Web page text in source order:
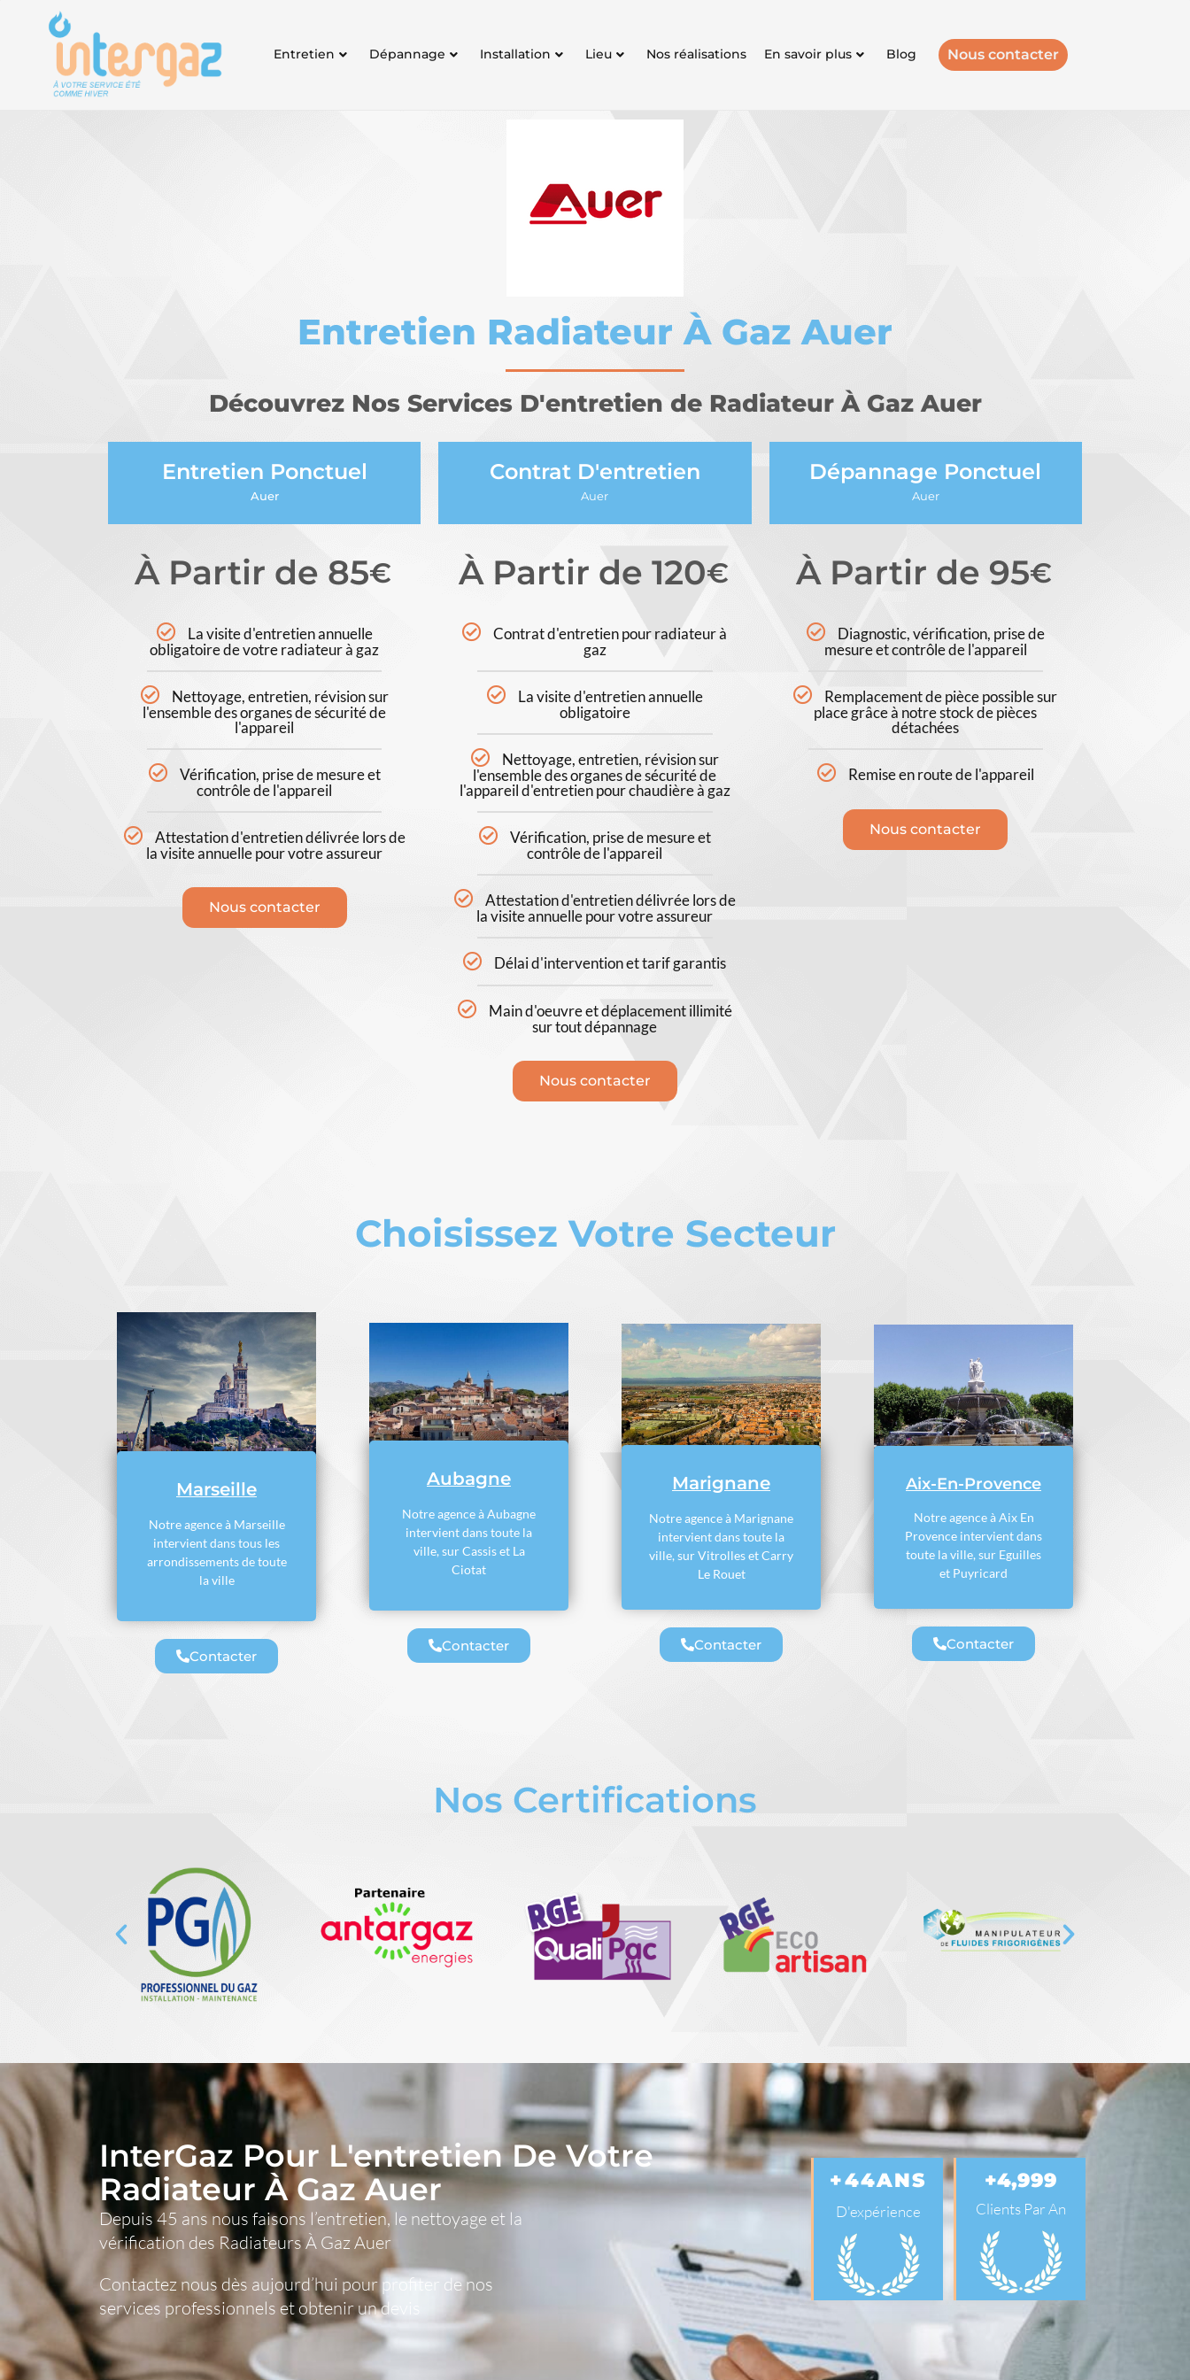
Entretien Dépannage Installation Lieu Nos réalisations En savoir plus Blog Nous contacter
Entretien Radiateur À Gaz Auer
Découvrez Nos Services D'entretien de Radiateur À Gaz Auer
Entretien Ponctuel
Auer
À Partir de 85€
La visite d'entretien annuelle
obligatoire de votre radiateur à gaz
Nettoyage, entretien, révision sur
l'ensemble des organes de sécurité de
l'appareil
Vérification, prise de mesure et
contrôle de l'appareil
Attestation d'entretien délivrée lors de
la visite annuelle pour votre assureur
Nous contacter
Contrat D'entretien
Auer
À Partir de 120€
Contrat d'entretien pour radiateur à
gaz
La visite d'entretien annuelle
obligatoire
Nettoyage, entretien, révision sur
l'ensemble des organes de sécurité de
l'appareil d'entretien pour chaudière à gaz
Vérification, prise de mesure et
contrôle de l'appareil
Attestation d'entretien délivrée lors de
la visite annuelle pour votre assureur
Délai d'intervention et tarif garantis
Main d'oeuvre et déplacement illimité
sur tout dépannage
Nous contacter
Dépannage Ponctuel
Auer
À Partir de 95€
Diagnostic, vérification, prise de
mesure et contrôle de l'appareil
Remplacement de pièce possible sur
place grâce à notre stock de pièces
détachées
Remise en route de l'appareil
Nous contacter
Choisissez Votre Secteur
Marseille
Notre agence à Marseille
intervient dans tous les
arrondissements de toute
la ville
Contacter
Aubagne
Notre agence à Aubagne
intervient dans toute la
ville, sur Cassis et La
Ciotat
Contacter
Marignane
Notre agence à Marignane
intervient dans toute la
ville, sur Vitrolles et Carry
Le Rouet
Contacter
Aix-En-Provence
Notre agence à Aix En
Provence intervient dans
toute la ville, sur Eguilles
et Puyricard
Contacter
Nos Certifications
InterGaz Pour L'entretien De Votre
Radiateur À Gaz Auer
Depuis 45 ans nous faisons l’entretien, le nettoyage et la
vérification des Radiateurs À Gaz Auer
Contactez nous dès aujourd’hui pour profiter de nos
services professionnels et obtenir un devis
D'expérience
+45ANS
Clients Par An
+5,000